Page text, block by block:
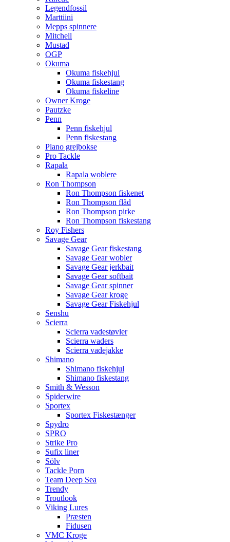
Legendfossil
Marttiini
Mepps spinnere
Mitchell
Mustad
OGP
Okuma
Okuma fiskehjul
Okuma fiskestang
Okuma fiskeline
Owner Kroge
Pautzke
Penn
Penn fiskehjul
Penn fiskestang
Plano grejbokse
Pro Tackle
Rapala
Rapala woblere
Ron Thompson
Ron Thompson fiskenet
Ron Thompson flåd
Ron Thompson pirke
Ron Thompson fiskestang
Roy Fishers
Savage Gear
Savage Gear fiskestang
Savage Gear wobler
Savage Gear jerkbait
Savage Gear softbait
Savage Gear spinner
Savage Gear kroge
Savage Gear Fiskehjul
Senshu
Scierra
Scierra vadestøvler
Scierra waders
Scierra vadejakke
Shimano
Shimano fiskehjul
Shimano fiskestang
Smith & Wesson
Spiderwire
Sportex
Sportex Fiskestænger
Spydro
SPRO
Strike Pro
Sufix liner
Sölv
Tackle Porn
Team Deep Sea
Trendy
Troutlook
Viking Lures
Præsten
Fidusen
VMC Kroge